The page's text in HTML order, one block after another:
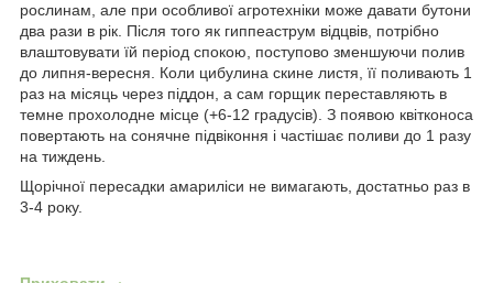
рослинам, але при особливої агротехніки може давати бутони
два рази в рік. Після того як гиппеаструм відцвів, потрібно
влаштовувати їй період спокою, поступово зменшуючи полив
до липня-вересня. Коли цибулина скине листя, її поливають 1
раз на місяць через піддон, а сам горщик переставляють в
темне прохолодне місце (+6-12 градусів). З появою квітконоса
повертають на сонячне підвіконня і частішає поливи до 1 разу
на тиждень.
Щорічної пересадки амариліси не вимагають, достатньо раз в
3-4 року.